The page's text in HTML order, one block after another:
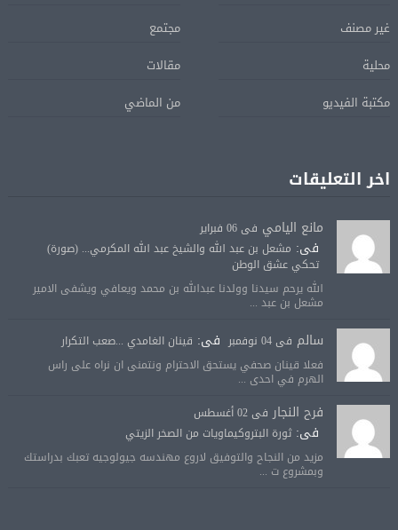
غير مصنف
مجتمع
محلية
مقالات
مكتبة الفيديو
من الماضي
اخر التعليقات
مانع اليامي فى 06 فبراير
فى: مشعل بن عبد الله والشيخ عبد الله المكرمي... (صورة)
تحكي عشق الوطن
الله يرحم سيدنا وولدنا عبدالله بن محمد ويعافي ويشفى الامير
مشعل بن عبد ...
سالم فى 04 نوفمبر فى: قينان الغامدي ...صعب التكرار
فعلا قينان صحفي يستحق الاحترام ونتمنى ان نراه على راس
الهرم في احدى ...
فرح النجار فى 02 أغسطس
فى:ثورة البتروكيماويات من الصخر الزيتي
مزيد من النجاح والتوفيق لاروع مهندسه جيولوجيه تعبك بدراستك
وبمشروع ت ...